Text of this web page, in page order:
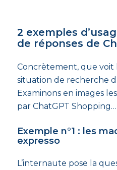
2 exemples
de réponses de
Concrètement, que voit
situation de recherche
Examinons en images
par ChatGPT Shopping…
Exemple n°1 : les
expresso
L’internaute pose la